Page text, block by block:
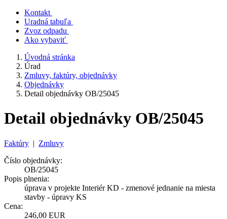
Kontakt
Uradná tabuľa
Zvoz odpadu
Ako vybaviť
Úvodná stránka
Úrad
Zmluvy, faktúry, objednávky
Objednávky
Detail objednávky OB/25045
Detail objednávky OB/25045
Faktúry | Zmluvy
Číslo objednávky:
OB/25045
Popis plnenia:
úprava v projekte Interiér KD - zmenové jednanie na miesta
stavby - úpravy KS
Cena:
246,00 EUR